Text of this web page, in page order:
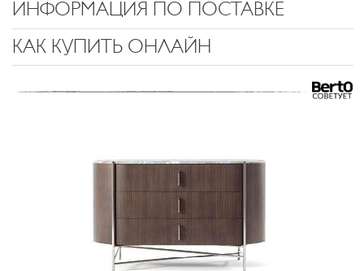
ИНФОРМАЦИЯ ПО ПОСТАВКЕ
КАК КУПИТЬ ОНЛАЙН